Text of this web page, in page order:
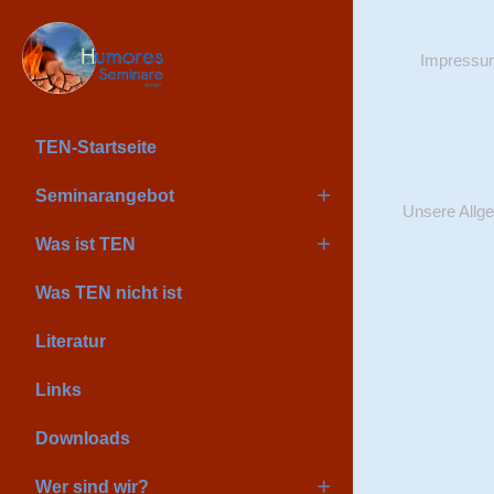
TEN-Startseite
Seminarangebot
Was ist TEN
Was TEN nicht ist
Literatur
Links
Downloads
Wer sind wir?
Unsere